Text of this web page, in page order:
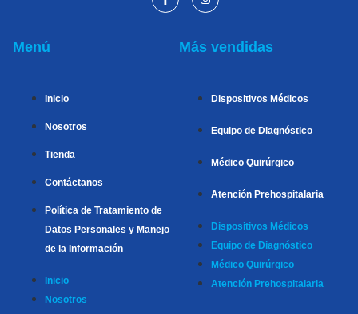
Menú
Inicio
Nosotros
Tienda
Contáctanos
Política de Tratamiento de
Datos Personales y Manejo
de la Información
Inicio
Nosotros
Más vendidas
Dispositivos Médicos
Equipo de Diagnóstico
Médico Quirúrgico
Atención Prehospitalaria
Dispositivos Médicos
Equipo de Diagnóstico
Médico Quirúrgico
Atención Prehospitalaria